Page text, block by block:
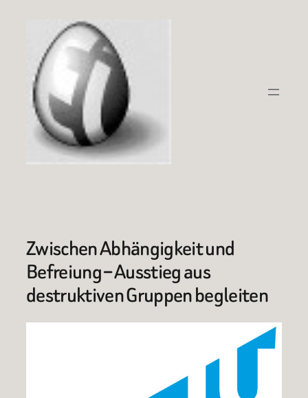
springen
Zwischen Abhängigkeit und
Befreiung – Ausstieg aus
destruktiven Gruppen begleiten